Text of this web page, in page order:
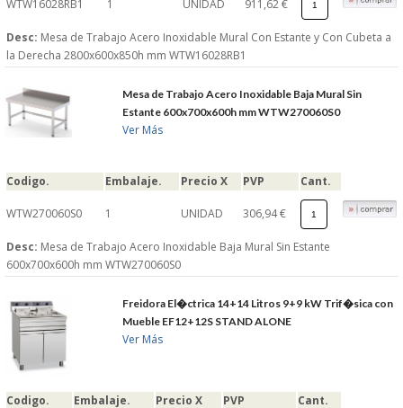
WTW16028RB1 1 UNIDAD 911,62 €
Desc: Mesa de Trabajo Acero Inoxidable Mural Con Estante y Con Cubeta a
la Derecha 2800x600x850h mm WTW16028RB1
Mesa de Trabajo Acero Inoxidable Baja Mural Sin
Estante 600x700x600h mm WTW270060S0
Ver Más
Codigo. Embalaje. Precio X PVP Cant.
WTW270060S0 1 UNIDAD 306,94 €
Desc: Mesa de Trabajo Acero Inoxidable Baja Mural Sin Estante
600x700x600h mm WTW270060S0
Freidora El�ctrica 14+14 Litros 9+9 kW Trif�sica con
Mueble EF12+12S STAND ALONE
Ver Más
Codigo. Embalaje. Precio X PVP Cant.